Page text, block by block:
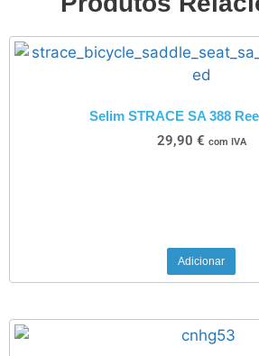
Selim STRACE SA 388
29,90 € com IVA
Adicionar